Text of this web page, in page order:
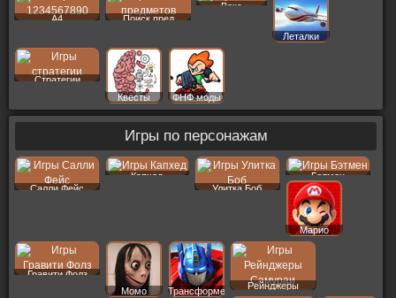
A4 Поиск пред
Векс
Леталки
Стратегии
Квесты
ФНФ моды
Игры по персонажам
Салли Фейс
Капхед
Улитка Боб
Бэтмен
Марио
Гравити Фолз
Момо
Трансформеры
Рейнджеры